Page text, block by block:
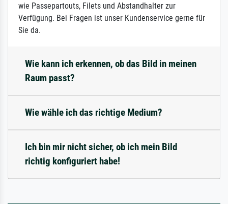
wie Passepartouts, Filets und Abstandhalter zur
Verfügung. Bei Fragen ist unser Kundenservice gerne für
Sie da.
Wie kann ich erkennen, ob das Bild in meinen
Raum passt?
Wie wähle ich das richtige Medium?
Ich bin mir nicht sicher, ob ich mein Bild
richtig konfiguriert habe!